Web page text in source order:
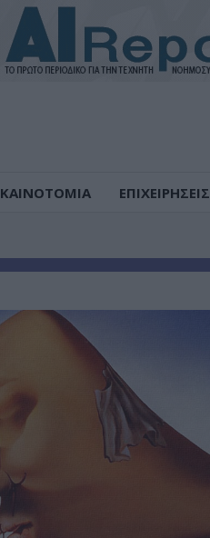
ΚΑΙΝΟΤΟΜΙΑ ΕΠΙΧΕΙΡΗΣΕΙΣ